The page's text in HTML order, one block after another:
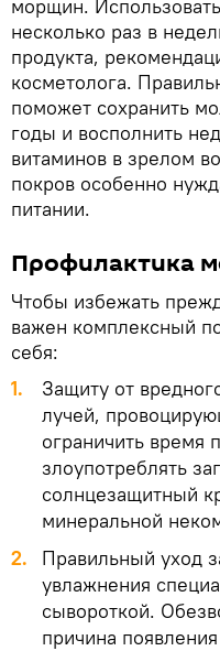
морщин.
несколько раз в
продукта,
косметолога.
поможет сохранить
годы и восполнить
витаминов в зрелом
покров особенно
питании.
Профилактика
Чтобы избежать
важен комплексный
себя:
1.
Защиту от
лучей,
ограничить время
злоупотреблять
солнцезащитный
минеральной
2.
Правильный уход
увлажнения
сывороткой.
причина